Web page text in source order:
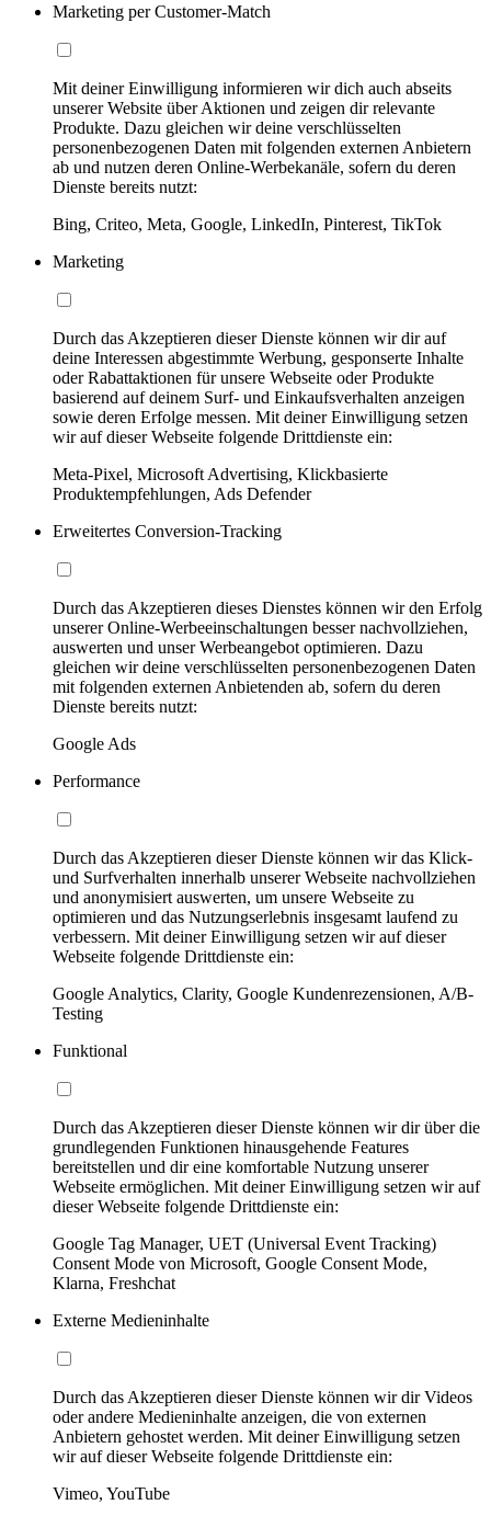
Marketing per Customer-Match
Mit deiner Einwilligung informieren wir dich auch abseits
unserer Website über Aktionen und zeigen dir relevante
Produkte. Dazu gleichen wir deine verschlüsselten
personenbezogenen Daten mit folgenden externen Anbietern
ab und nutzen deren Online-Werbekanäle, sofern du deren
Dienste bereits nutzt:
Bing, Criteo, Meta, Google, LinkedIn, Pinterest, TikTok
Marketing
Durch das Akzeptieren dieser Dienste können wir dir auf
deine Interessen abgestimmte Werbung, gesponserte Inhalte
oder Rabattaktionen für unsere Webseite oder Produkte
basierend auf deinem Surf- und Einkaufsverhalten anzeigen
sowie deren Erfolge messen. Mit deiner Einwilligung setzen
wir auf dieser Webseite folgende Drittdienste ein:
Meta-Pixel, Microsoft Advertising, Klickbasierte
Produktempfehlungen, Ads Defender
Erweitertes Conversion-Tracking
Durch das Akzeptieren dieses Dienstes können wir den Erfolg
unserer Online-Werbeeinschaltungen besser nachvollziehen,
auswerten und unser Werbeangebot optimieren. Dazu
gleichen wir deine verschlüsselten personenbezogenen Daten
mit folgenden externen Anbietenden ab, sofern du deren
Dienste bereits nutzt:
Google Ads
Performance
Durch das Akzeptieren dieser Dienste können wir das Klick-
und Surfverhalten innerhalb unserer Webseite nachvollziehen
und anonymisiert auswerten, um unsere Webseite zu
optimieren und das Nutzungserlebnis insgesamt laufend zu
verbessern. Mit deiner Einwilligung setzen wir auf dieser
Webseite folgende Drittdienste ein:
Google Analytics, Clarity, Google Kundenrezensionen, A/B-
Testing
Funktional
Durch das Akzeptieren dieser Dienste können wir dir über die
grundlegenden Funktionen hinausgehende Features
bereitstellen und dir eine komfortable Nutzung unserer
Webseite ermöglichen. Mit deiner Einwilligung setzen wir auf
dieser Webseite folgende Drittdienste ein:
Google Tag Manager, UET (Universal Event Tracking)
Consent Mode von Microsoft, Google Consent Mode,
Klarna, Freshchat
Externe Medieninhalte
Durch das Akzeptieren dieser Dienste können wir dir Videos
oder andere Medieninhalte anzeigen, die von externen
Anbietern gehostet werden. Mit deiner Einwilligung setzen
wir auf dieser Webseite folgende Drittdienste ein:
Vimeo, YouTube